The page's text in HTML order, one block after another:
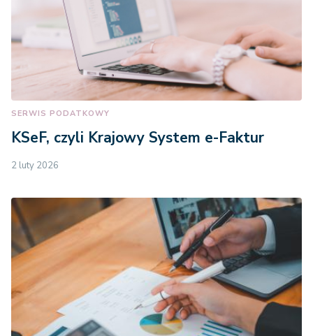
SERWIS PODATKOWY
KSeF, czyli Krajowy System e-Faktur
2 luty 2026